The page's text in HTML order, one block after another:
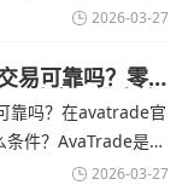
平台，同时提供功能
官网交易资讯了
受​美元走强和油价上
变‌对加息的持续预
2026-03-27
易可靠吗？零
区冲突正推高成
靠吗？在avatrade官
件？‌‌‌AvaTrade是一
性两方面都非常均衡
2026-03-27